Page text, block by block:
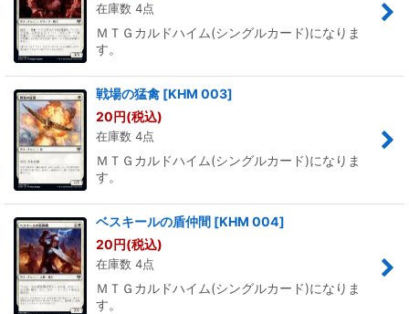
在庫数 4点
ＭＴＧカルドハイム(シングルカード)になりま
す。
戦場の猛禽 [KHM 003]
20円(税込)
在庫数 4点
ＭＴＧカルドハイム(シングルカード)になりま
す。
ベスキールの盾仲間 [KHM 004]
20円(税込)
在庫数 4点
ＭＴＧカルドハイム(シングルカード)になりま
す。